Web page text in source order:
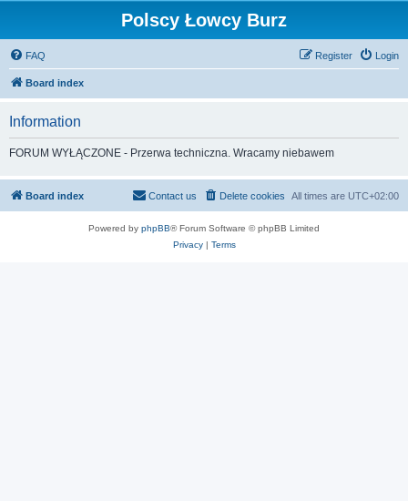
Polscy Łowcy Burz
FAQ Login
Register
Board index
Information
FORUM WYŁĄCZONE - Przerwa techniczna. Wracamy niebawem
Board index All times are UTC+02:00
Delete cookies
Contact us
Powered by phpBB® Forum Software © phpBB Limited
Privacy| Terms